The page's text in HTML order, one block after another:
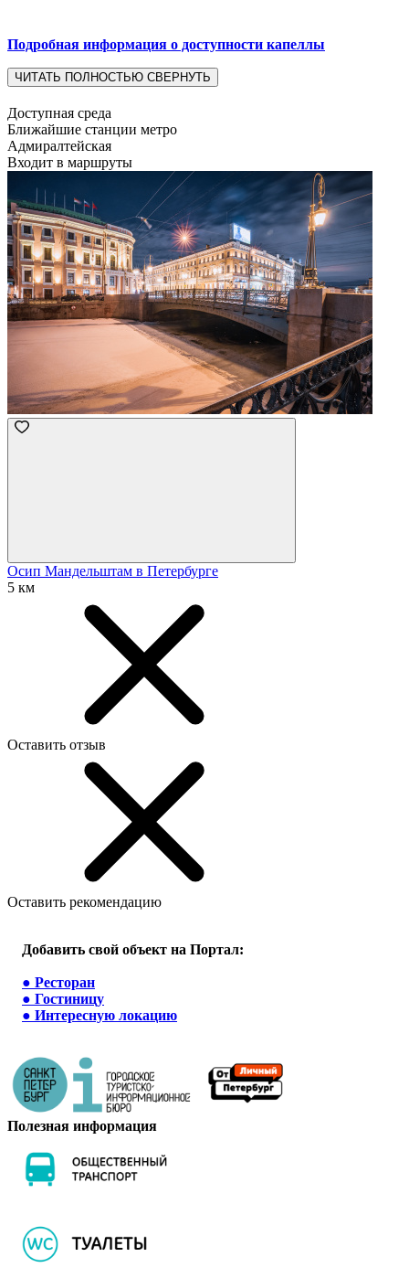
Подробная информация о доступности капеллы
ЧИТАТЬ ПОЛНОСТЬЮ СВЕРНУТЬ
Доступная среда
Ближайшие станции метро
Адмиралтейская
Входит в маршруты
Осип Мандельштам в Петербурге
5 км
Оставить отзыв
Оставить рекомендацию
Добавить свой объект на Портал:
● Ресторан
● Гостиницу
● Интересную локацию
Полезная информация